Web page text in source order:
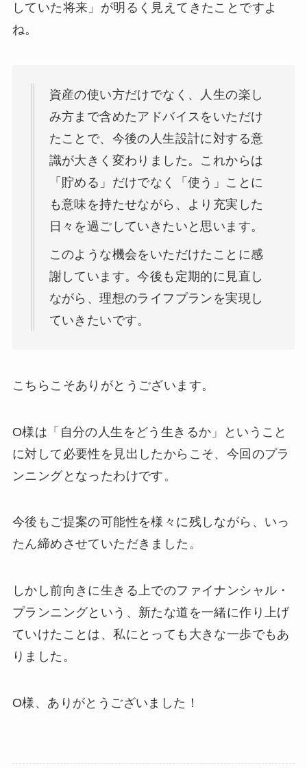
していた将来」が明るく見えてきたことですよ
ね。
資産の使い方だけでなく、人生の楽し
み方まで含めたアドバイスをいただけ
たことで、今後の人生設計に対する意
識が大きく変わりました。これからは
「貯める」だけでなく「使う」ことに
も意味を持たせながら、より充実した
日々を過ごしていきたいと思います。
このような機会をいただけたことに感
謝しています。今後も定期的に見直し
ながら、理想のライフプランを実現し
ていきたいです。
こちらこそありがとうございます。
O様は「自分の人生をどう生きるか」ということ
に対して必要性を見出したからこそ、今回のプラ
ンニングとなったわけです。
今後もご提案の可能性を様々に残しながら、いっ
たん締めさせていただきました。
しかし前向きに生きる上でのファイナンシャル・
プランニングという、新たな道を一緒に作り上げ
ていけたことは、私にとっても大きな一歩でもあ
りました。
O様、ありがとうございました！